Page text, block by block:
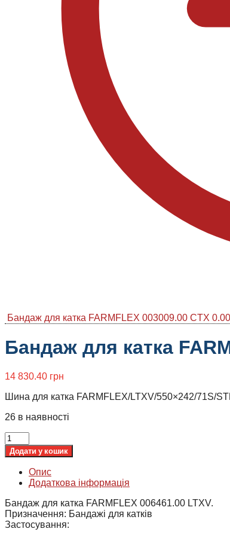
Бандаж для катка FARMFLEX 003009.00 CTX 0.00
Бандаж для катка
14 830.40 грн
Шина для катка FARMFLEX/LTXV/550×242/71S/
26 в наявності
Додати у кошик
Опис
Додаткова інформація
Бандаж для катка FARMFLEX 006461.00 LTXV.
Призначення: Бандажі для катків
Застосування: